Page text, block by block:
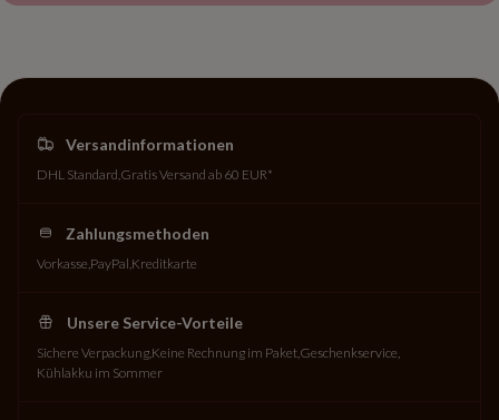
Versandinformationen
DHL Standard Gratis Versand ab 60 EUR*
Zahlungsmethoden
Vorkasse PayPal Kreditkarte
Unsere Service-Vorteile
Sichere Verpackung Keine Rechnung im Paket Geschenkservice
Kühlakku im Sommer